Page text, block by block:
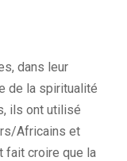
dans leur
de la spiritualité
ils ont utilisé
Africains et
fait croire que la